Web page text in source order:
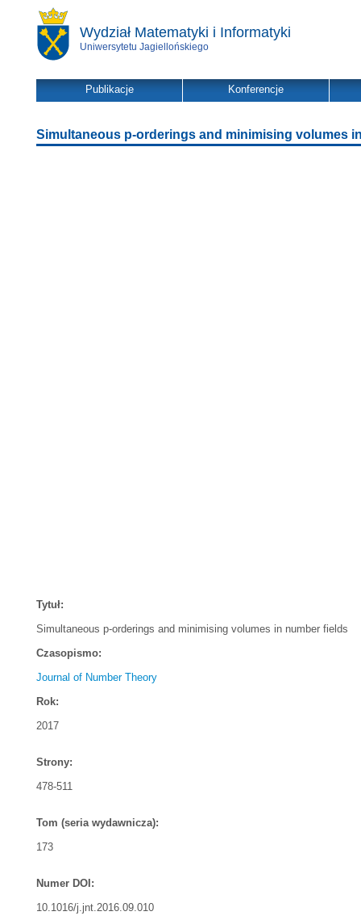
Wydział Matematyki i Informatyki
Uniwersytetu Jagiellońskiego
Publikacje Konferencje
Simultaneous p-orderings and minimising volumes
Tytuł:
Simultaneous p-orderings and minimising volumes in number fields
Czasopismo:
Journal of Number Theory
Rok:
2017
Strony:
478-511
Tom (seria wydawnicza):
173
Numer DOI:
10.1016/j.jnt.2016.09.010